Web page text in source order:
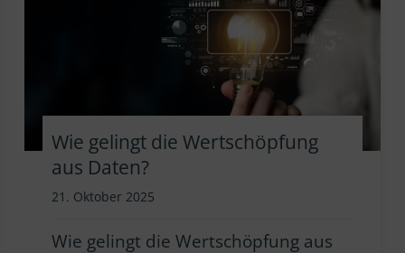
Wie gelingt die Wertschöpfung
aus Daten?
21. Oktober 2025
Wie gelingt die Wertschöpfung aus